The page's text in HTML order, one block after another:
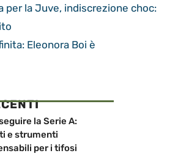
per la Juve, indiscrezione choc:
Eleonora Boi è
la Serie A:
e strumenti
per i tifosi